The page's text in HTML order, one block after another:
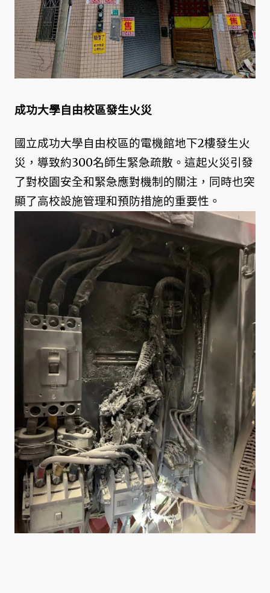
成功大學自由校區發生火災
國立成功大學自由校區的電機館地下2樓發生火
災，導致約300名師生緊急疏散。這起火災引發
了對校園安全和緊急應對機制的關注，同時也突
顯了高校設施管理和預防措施的重要性。